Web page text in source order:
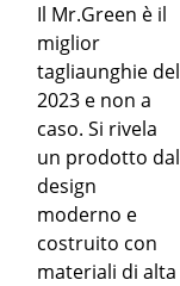
Il Mr.Green è il
miglior
tagliaunghie del
2023 e non a
caso. Si rivela
un prodotto dal
design
moderno e
costruito con
materiali di alta